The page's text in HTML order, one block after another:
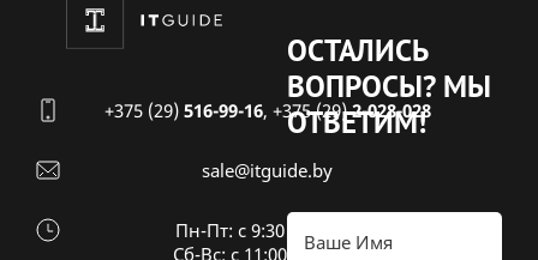
+375 (29) 516-99-16, +375 (29)2-028-028
sale@itguide.by
Пн-Пт: с 9:30 до 18:30
Cб-Вс: с 11:00 до 16:00
ОСТАЛИСЬ
ВОПРОСЫ? МЫ
ОТВЕТИМ!